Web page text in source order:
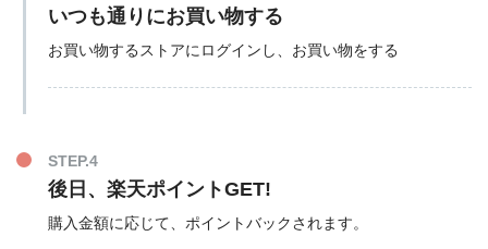
いつも通りにお買い物する
お買い物するストアにログインし、お買い物をする
STEP.4
後日、楽天ポイントGET!
購入金額に応じて、ポイントバックされます。